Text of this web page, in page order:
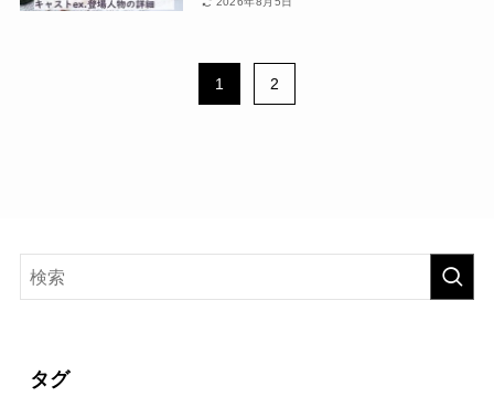
1 2
タグ